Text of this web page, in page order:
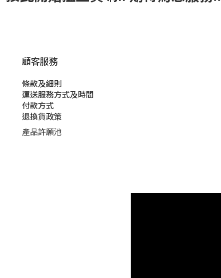
顧客服務
條款及細則
運送服務方式及時間
付款方式
退換貨政策
產品許願池